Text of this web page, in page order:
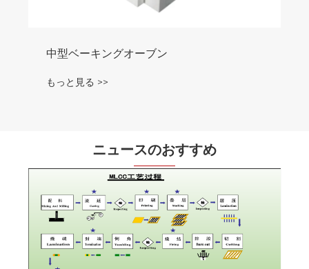
中型ベーキングオーブン‌
もっと見る >>
ニュースのおすすめ